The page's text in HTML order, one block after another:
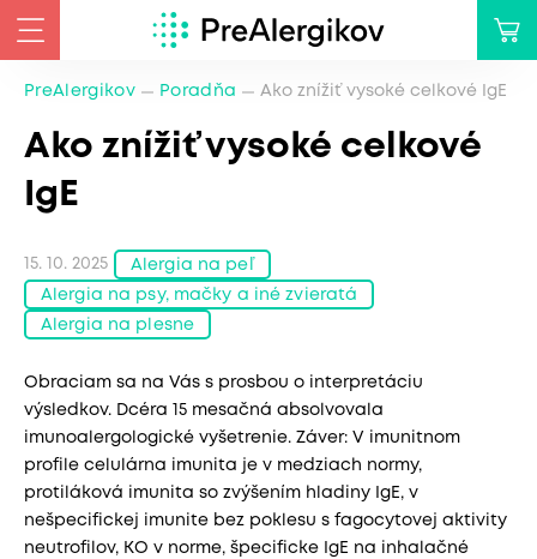
PreAlergikov Poradňa Ako znížiť vysoké celkové IgE
Ako znížiť vysoké celkové
IgE
15. 10. 2025 Alergia na peľ
Alergia na psy, mačky a iné zvieratá
Alergia na plesne
Obraciam sa na Vás s prosbou o interpretáciu
výsledkov. Dcéra 15 mesačná absolvovala
imunoalergologické vyšetrenie. Záver: V imunitnom
profile celulárna imunita je v medziach normy,
protiláková imunita so zvýšením hladiny IgE, v
nešpecifickej imunite bez poklesu s fagocytovej aktivity
neutrofilov, KO v norme, špecificke IgE na inhalačné